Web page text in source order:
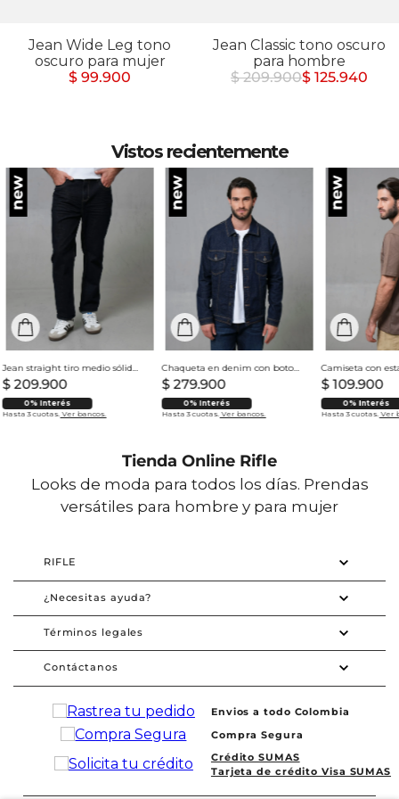
Jean Wide Leg tono
oscuro para mujer
$ 99.900
Jean Classic tono oscuro
para hombre
$ 209.900$ 125.940
Vistos recientemente
Jean straight tiro medio sólido para hombre
$ 209.900
0% Interés
Hasta 3 cuotas. Ver bancos.
Chaqueta en denim con botones para hombre
$ 279.900
0% Interés
Hasta 3 cuotas. Ver bancos.
$ 109.900
0% Interés
Hasta 3 cuotas. Ver
Tienda Online Rifle
Looks de moda para todos los días. Prendas
versátiles para hombre y para mujer
RIFLE
¿Necesitas ayuda?
Términos legales
Contáctanos
Envios a todo Colombia
Compra Segura
Crédito SUMAS
Tarjeta de crédito Visa SUMAS